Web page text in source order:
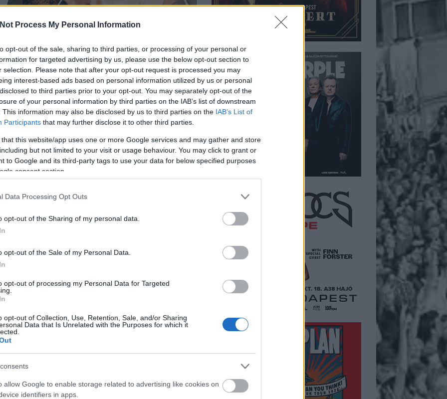
Process My Personal Information
opt-out of the sale, sharing to third parties, or processing of your personal or
for targeted advertising by us, please use the below opt-out section to
selection. Please note that after your opt-out request is processed you may
interest-based ads based on personal information utilized by us or personal
to third parties prior to your opt-out. You may separately opt-out of the
of your personal information by third parties on the IAB’s list of downstream
This information may also be disclosed by us to third parties on the IAB’s List of
Participants that may further disclose it to other third parties.
that this website/app uses one or more Google services and may gather and store
but not limited to your visit or usage behaviour. You may click to grant or
to Google and its third-party tags to use your data for below specified purposes
consent section.
Data Processing Opt Outs
opt-out of the Sharing of my personal data.
opt-out of the Sale of my Personal Data.
opt-out of processing my Personal Data for Targeted
opt-out of Collection, Use, Retention, Sale, and/or Sharing
Data that Is Unrelated with the Purposes for which it
allow Google to enable storage related to advertising like cookies on
identifiers in apps.
epizódra is jutott bőven pár olyan lemez, amivel
legalább a színvonal emelkedésnek indult. ARoad
sivatagi málházása és az Omega Diatribe
űrgroove-
természetesen most sem maradtak el: Vile
rendesen.
évadkezdés...